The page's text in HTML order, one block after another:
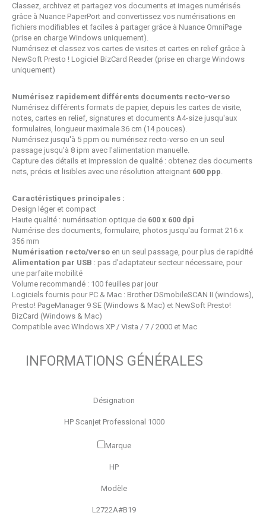
Classez, archivez et partagez vos documents et images numérisés
grâce à Nuance PaperPort and convertissez vos numérisations en
fichiers modifiables et faciles à partager grâce à Nuance OmniPage
(prise en charge Windows uniquement).
Numérisez et classez vos cartes de visites et cartes en relief grâce à
NewSoft Presto ! Logiciel BizCard Reader (prise en charge Windows
uniquement)
Numérisez rapidement différents documents recto-verso
Numérisez différents formats de papier, depuis les cartes de visite,
notes, cartes en relief, signatures et documents A4-size jusqu'aux
formulaires, longueur maximale 36 cm (14 pouces).
Numérisez jusqu'à 5 ppm ou numérisez recto-verso en un seul
passage jusqu'à 8 ipm avec l'alimentation manuelle.
Capture des détails et impression de qualité : obtenez des documents
nets, précis et lisibles avec une résolution atteignant 600 ppp
Caractéristiques principales :
Design léger et compact
Haute qualité : numérisation optique de 600 x 600 dpi
Numérise des documents, formulaire, photos jusqu'au format 216 x
356 mm
Numérisation recto/verso en un seul passage, pour plus de rapidité
Alimentation par USB : pas d'adaptateur secteur nécessaire, pour
une parfaite mobilité
Volume recommandé : 100 feuilles par jour
Logiciels fournis pour PC & Mac : Brother DSmobileSCAN II (windows),
Presto! PageManager 9 SE (Windows & Mac) et NewSoft Presto!
BizCard (Windows & Mac)
Compatible avec WIndows XP / Vista / 7 / 2000 et Mac
INFORMATIONS GÉNÉRALES
Désignation
HP Scanjet Professional 1000
Marque
HP
Modèle
L2722A#B19